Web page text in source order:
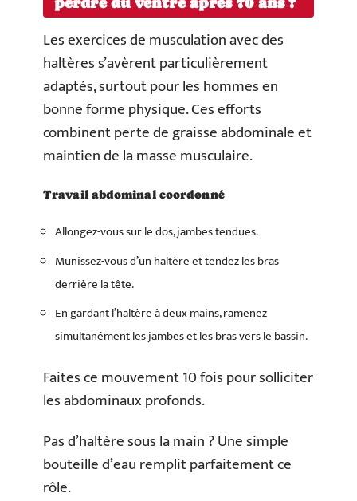
Les exercices de musculation avec des
haltères s’avèrent particulièrement
adaptés, surtout pour les hommes en
bonne forme physique. Ces efforts
combinent perte de graisse abdominale et
maintien de la masse musculaire.
Travail abdominal coordonné
Allongez-vous sur le dos, jambes tendues.
Munissez-vous d’un haltère et tendez les bras
derrière la tête.
En gardant l’haltère à deux mains, ramenez
simultanément les jambes et les bras vers le bassin.
Faites ce mouvement 10 fois pour solliciter
les abdominaux profonds.
Pas d’haltère sous la main ? Une simple
bouteille d’eau remplit parfaitement ce
rôle.